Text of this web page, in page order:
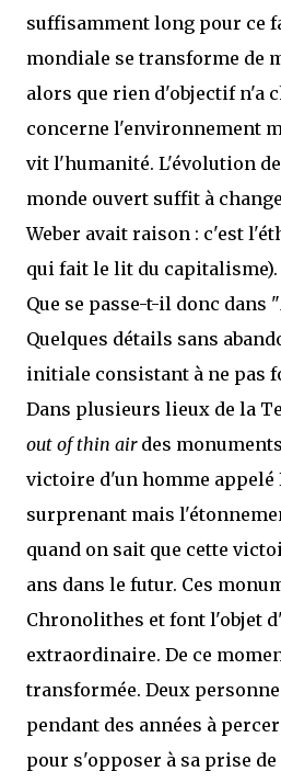
suffisamment long pour ce
mondiale se transforme de
alors que rien d'objectif n'a
concerne l'environnement
vit l'humanité. L'évolution
monde ouvert suffit à
Weber avait raison : c'est
qui fait le lit du capitalisme).
Que se passe-t-il donc dans "
Quelques détails sans
initiale consistant à ne pas
Dans plusieurs lieux de la
out of thin airdes
victoire d'un homme appelé
surprenant mais
quand on sait que cette
ans dans le futur. Ces
Chronolithes et font l'objet
extraordinaire. De ce
transformée. Deux
pendant des années à
pour s'opposer à sa prise